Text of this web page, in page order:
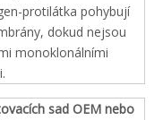
protilátka pohybují
dokud nejsou
monoklonálními
sad OEM nebo